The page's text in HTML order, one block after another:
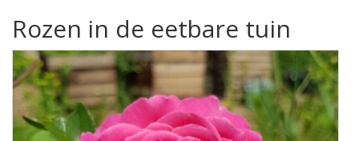
Rozen in de eetbare tuin